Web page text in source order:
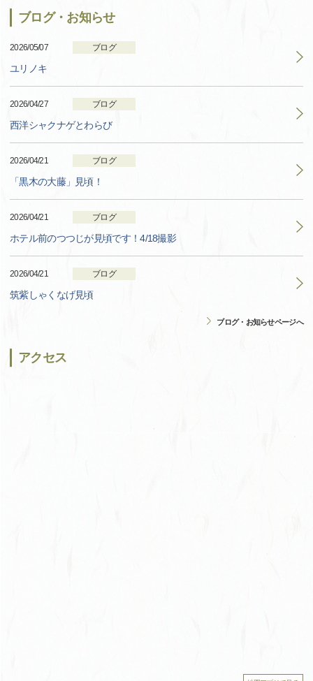
ブログ・お知らせ
2026/05/07 ブログ
ユリノキ
2026/04/27 ブログ
西洋シャクナゲとわらび
2026/04/21 ブログ
「黒木の大藤」見頃！
2026/04/21 ブログ
ホテル前のつつじが見頃です！4/18撮影
2026/04/21 ブログ
筑紫しゃくなげ見頃
ブログ・お知らせページへ
アクセス